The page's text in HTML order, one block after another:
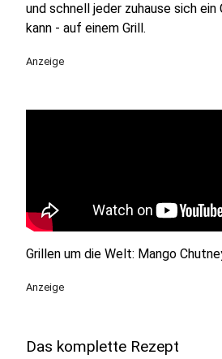
und schnell jeder zuhause sich
kann - auf einem Grill.
Anzeige
Grillen um die Welt: Mango
Anzeige
Das komplette Rezept